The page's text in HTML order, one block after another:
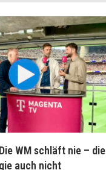
WM schläft nie – die
auch nicht